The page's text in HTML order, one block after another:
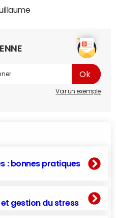
Voir un exemple
: bonnes pratiques
gestion du stress